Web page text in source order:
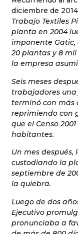
diciembre de
Trabajo Textiles
planta en 2004
imponente Gatic,
20 plantas y 8
la empresa
Seis meses
trabajadores una
terminó con más
reprimiendo con
que el Censo
habitantes.
Un mes
custodiando la
septiembre de
la quiebra.
Luego de dos
Ejecutivo
pronunciaba a